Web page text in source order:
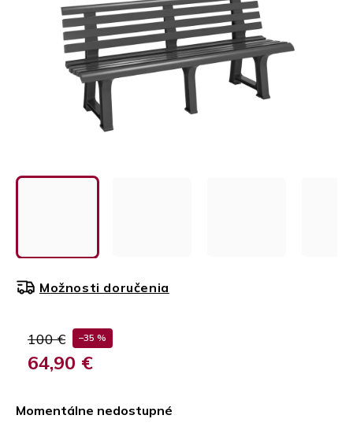
100 € –35 %
64,90 €
Momentálne nedostupné
Možnosti doručenia